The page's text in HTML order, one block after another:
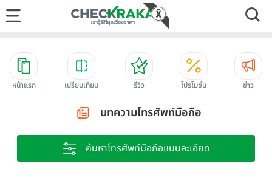
หน้าแรก เปรียบเทียบ รีวิว โปรโมชั่น ข่าว
บทความโทรศัพท์มือถือ
ค้นหาโทรศัพท์มือถือแบบละเอียด